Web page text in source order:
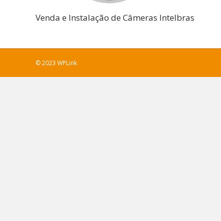
Venda e Instalação de Câmeras Intelbras
© 2023 WPLink